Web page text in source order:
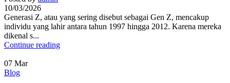
10/03/2026
Generasi Z, atau yang sering disebut sebagai Gen Z, mencakup
individu yang lahir antara tahun 1997 hingga 2012. Karena mereka
dikenal s...
Continue reading
07 Mar
Blog